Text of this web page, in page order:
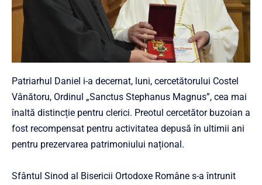
Patriarhul Daniel i-a decernat, luni, cercetătorului Costel
Vânătoru, Ordinul „Sanctus Stephanus Magnus”, cea mai
înaltă distincție pentru clerici. Preotul cercetător buzoian a
fost recompensat pentru activitatea depusă în ultimii ani
pentru prezervarea patrimoniului național.
Sfântul Sinod al Bisericii Ortodoxe Române s-a întrunit